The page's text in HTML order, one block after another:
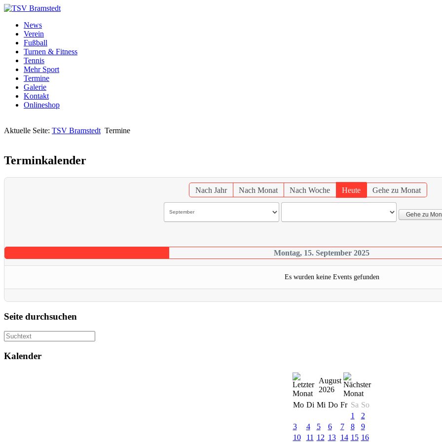
News
Verein
Fußball
Turnen & Fitness
Tennis
Mehr Sport
Termine
Galerie
Kontakt
Onlineshop
Aktuelle Seite: TSV Bramstedt Termine
Terminkalender
Nach Jahr Nach Monat Nach Woche Heute Gehe zu Monat
Gehe zu
Montag, 15. September 2025
Es wurden keine Events gefunden
Seite durchsuchen
Kalender
August
2026
Mo Di Mi Do Fr Sa So
1
2
3
4 5 6 7 8
9
10
11 12 13 14 15 16